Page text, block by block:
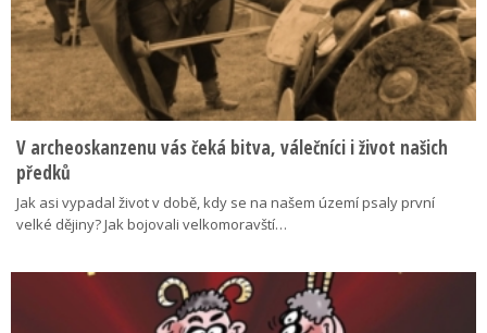
V archeoskanzenu vás čeká bitva, válečníci i život našich
předků
Jak asi vypadal život v době, kdy se na našem území psaly první
velké dějiny? Jak bojovali velkomoravští…